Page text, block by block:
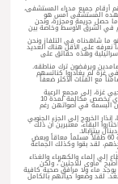
أرقام جميع مدراء المستشفى،
شهده المستشفى أمس هو
حصل جريمة ومجزرة، ونحن
في الشرق الأوسط وخاصة بين
شاهدناه في التلفاز ونحن
نعرفه على الأقل هناك العديد
وهذه حقائق على
ويرفضون ترك مناطقه.
غزة لم يغادروا كنائسهم
مع الفئات الأكثر ضعفاً
نصف مسيحيي غزة، إلى مجمع الرعية
اللاتينية. ويقول رئيس البعثة التبشيرية الخيرية بالقدس بييرباتيستا بيتزابالا، الذي يخصص مكالمة لمدة 10
البسمة في أصواتهن رغم
الخروج إلى الجزء الجنوبي
البقاء، معتبرين أن ذلك
بيتزابالا.
وتقول رئيسة أخوات الأم تريزا في غزة: “نذهب إلى أين؟ أخواتنا يدرن داراً لرعاية 60 طفلاً مسلماً معاقاً وبعض
لقد بقوا وكذلك الجماعة
القطاع إلى الماء والكهرباء والغذاء
“مأوى للاجئين”، ولكن
ماء ولا مرافق صحية كافية
لقد وضعوا حياتهم بالكامل